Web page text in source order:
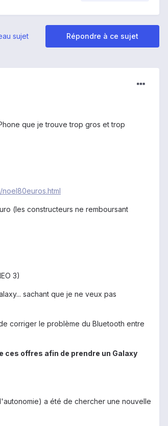
Répondre à ce sujet
sujet
que je trouve trop gros et trop
(les constructeurs ne remboursant
3)
sachant que je ne veux pas
corriger le problème du Bluetooth entre
offres afin de prendre un Galaxy
a été de chercher une nouvelle